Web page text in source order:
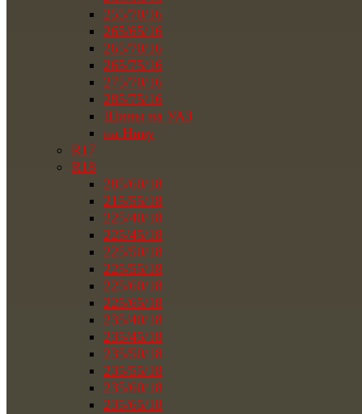
255/70/16
265/65/16
265/70/16
265/75/16
275/70/16
285/75/16
Шины на УАЗ
на Ниву
R17
R18
285/60/18
215/55/18
225/40/18
225/45/18
225/50/18
225/55/18
225/60/18
225/65/18
235/40/18
235/45/18
235/50/18
235/55/18
235/60/18
235/65/18